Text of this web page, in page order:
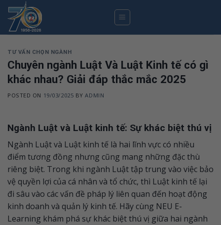
Skip
content
TƯ VẤN CHỌN NGÀNH
Chuyên ngành Luật Và Luật Kinh tế có gì
khác nhau? Giải đáp thắc mắc 2025
POSTED ON 19/03/2025 BYADMIN
Ngành Luật và Luật kinh tế: Sự khác biệt thú vị
Ngành Luật và Luật kinh tế là hai lĩnh vực có nhiều
điểm tương đồng nhưng cũng mang những đặc thù
riêng biệt. Trong khi ngành Luật tập trung vào việc bảo
vệ quyền lợi của cá nhân và tổ chức, thì Luật kinh tế lại
đi sâu vào các vấn đề pháp lý liên quan đến hoạt động
kinh doanh và quản lý kinh tế. Hãy cùng NEU E-
Learning khám phá sự khác biệt thú vị giữa hai ngành